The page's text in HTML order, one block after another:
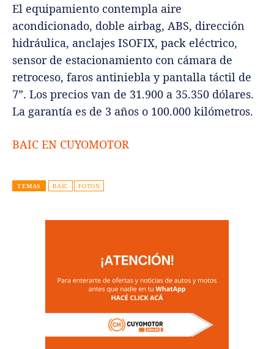
El equipamiento contempla aire
acondicionado, doble airbag, ABS, dirección
hidráulica, anclajes ISOFIX, pack eléctrico,
sensor de estacionamiento con cámara de
retroceso, faros antiniebla y pantalla táctil de
7”. Los precios van de 31.900 a 35.350 dólares.
La garantía es de 3 años o 100.000 kilómetros.
BAIC EN CUYOMOTOR
TEMAS BAIC FOTON